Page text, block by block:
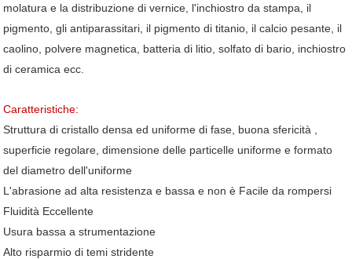
molatura e la distribuzione di vernice, l'inchiostro da stampa, il
pigmento, gli antiparassitari, il pigmento di titanio, il calcio pesante, il
caolino, polvere magnetica, batteria di litio, solfato di bario, inchiostro
di ceramica ecc.
Caratteristiche:
Struttura di cristallo densa ed uniforme di fase, buona sfericità ,
superficie regolare, dimensione delle particelle uniforme e formato
del diametro dell'uniforme
L'abrasione ad alta resistenza e bassa e non è Facile da rompersi
Fluidità Eccellente
Usura bassa a strumentazione
Alto risparmio di temi stridente